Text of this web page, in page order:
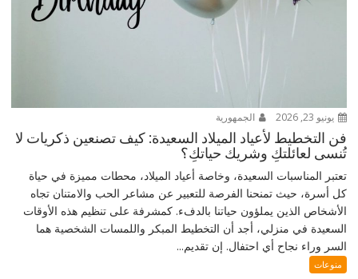
يونيو 23, 2026 الجمهورية
فن التخطيط لأعياد الميلاد السعيدة: كيف تصنعين ذكريات لا
تُنسى لعائلتكِ وشريك حياتكِ؟
تعتبر المناسبات السعيدة، وخاصة أعياد الميلاد، محطات مميزة في حياة
كل أسرة، حيث تمنحنا الفرصة للتعبير عن مشاعر الحب والامتنان تجاه
الأشخاص الذين يملؤون حياتنا بالدفء. كمشرفة على تنظيم هذه الأوقات
السعيدة في منزلي، أجد أن التخطيط المبكر واللمسات الشخصية هما
السر وراء نجاح أي احتفال. إن تقديم...
منوعات